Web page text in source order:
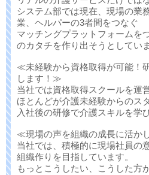
システム部では現在、現場の業
業、ヘルパーの3者間をつなぐ
マッチングプラットフォームを
のカタチを作り出そうとしていま
≪未経験から資格取得が可能！
します！≫
当社では資格取得スクールを運
ほとんどが介護未経験からのス
入社後の研修で介護スキルを学
≪現場の声を組織の成長に活か
当社では、積極的に現場社員の
組織作りを目指しています。
もっとこうしたい、こうした方